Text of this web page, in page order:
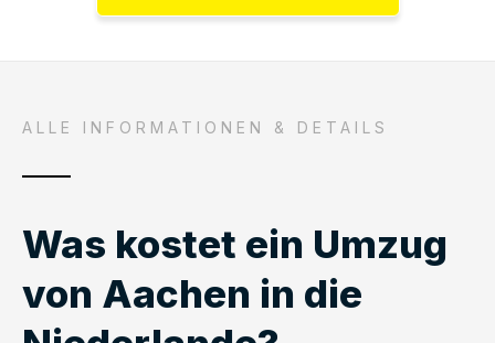
ALLE INFORMATIONEN & DETAILS
Was kostet ein Umzug
von Aachen in die